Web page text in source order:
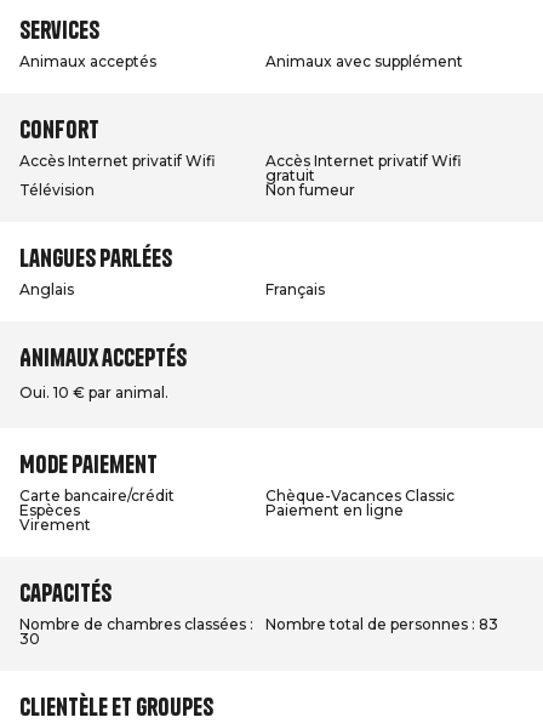
Services
Animaux acceptés Animaux avec supplément
Confort
Accès Internet privatif Wifi
Accès Internet privatif Wifi
gratuit
Télévision
Non fumeur
Langues parlées
Anglais Français
Animaux acceptés
Oui. 10 € par animal.
Mode paiement
Carte bancaire/crédit
Chèque-Vacances Classic
Espèces
Paiement en ligne
Virement
Capacités
Nombre de chambres classées :
30
Nombre total de personnes : 83
Clientèle et groupes